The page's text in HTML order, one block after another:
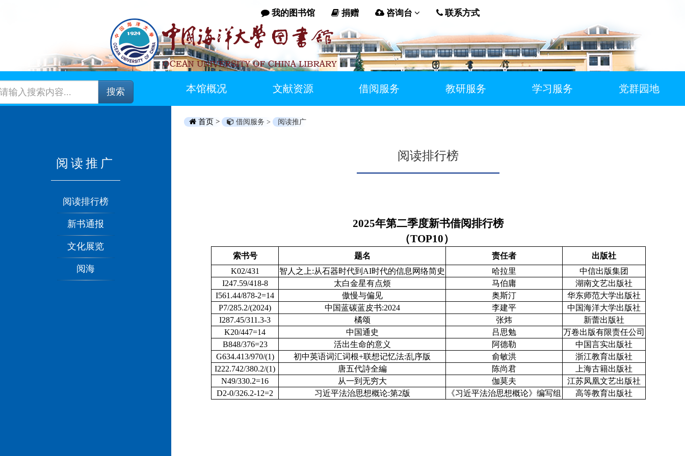
我的图书馆 捐赠 咨询台 联系方式
搜索 本馆概况 文献资源 借阅服务 教研服务 学习服务 党群园地
阅读推广
阅读排行榜
新书通报
文化展览
阅海
首页 > 借阅服务 > 阅读推广
阅读排行榜
2025年第二季度新书借阅排行榜
（TOP10）
索书号 题名 责任者
出版社
K02/431
智人之上:从石器时代到AI时代的信息网络简史 哈拉里
中信出版集团
I247.59/418-8
太白金星有点烦 马伯庸
湖南文艺出版社
I561.44/878-2=14
傲慢与偏见 奥斯汀
华东师范大学出版社
P7/285.2/(2024)
中国蓝碳蓝皮书:2024 李建平
中国海洋大学出版社
I287.45/311.3-3
橘颂 张炜
新蕾出版社
K20/447=14
中国通史 吕思勉
万卷出版有限责任公司
B848/376=23
活出生命的意义 阿德勒
中国言实出版社
G634.413/970/(1)
初中英语词汇词根+联想记忆法:乱序版 俞敏洪
浙江教育出版社
I222.742/380.2/(1)
唐五代詩全編 陈尚君
上海古籍出版社
N49/330.2=16
从一到无穷大 伽莫夫
江苏凤凰文艺出版社
D2-0/326.2-12=2
习近平法治思想概论:第2版 《习近平法治思想概论》编写组 高等教育出版社